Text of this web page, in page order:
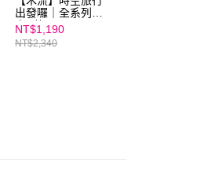
出發囉｜全系列套
書 (共三冊)
NT$1,190
NT$2,340